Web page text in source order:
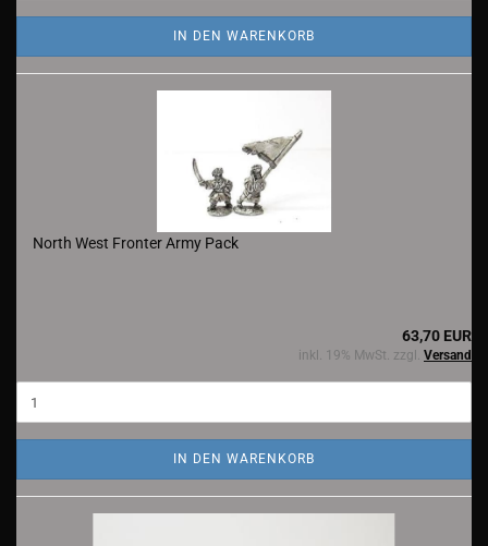
IN DEN WARENKORB
North West Fronter Army Pack
63,70 EUR
inkl. 19% MwSt. zzgl. Versand
IN DEN WARENKORB